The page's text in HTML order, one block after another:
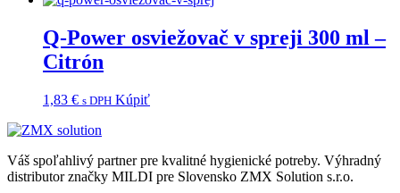
Q-Power osviežovač v spreji 300 ml –
Citrón
1,83 € s DPH Kúpiť
Váš spoľahlivý partner pre kvalitné hygienické potreby. Výhradný
distributor značky MILDI pre Slovensko ZMX Solution s.r.o.